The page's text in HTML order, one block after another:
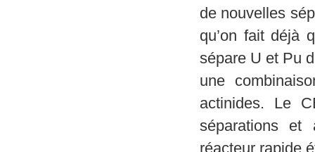
de nouvelles
qu’on fait déjà
sépare U et Pu
une
actinides. Le
séparations et
réacteur rapide